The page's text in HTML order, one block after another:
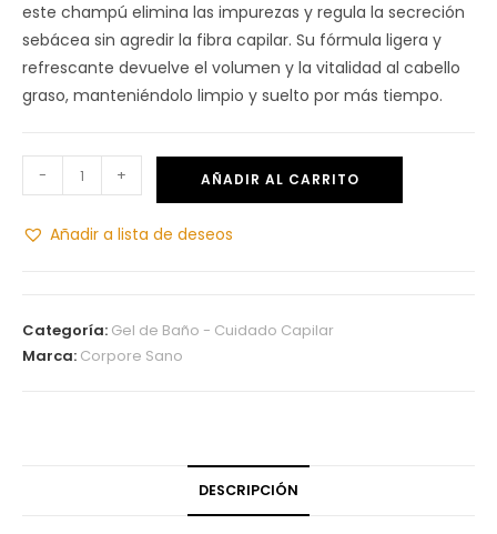
este champú elimina las impurezas y regula la secreción
sebácea sin agredir la fibra capilar. Su fórmula ligera y
refrescante devuelve el volumen y la vitalidad al cabello
graso, manteniéndolo limpio y suelto por más tiempo.
- + AÑADIR AL CARRITO
Añadir a lista de deseos
Categoría: Gel de Baño - Cuidado Capilar
Marca: Corpore Sano
DESCRIPCIÓN